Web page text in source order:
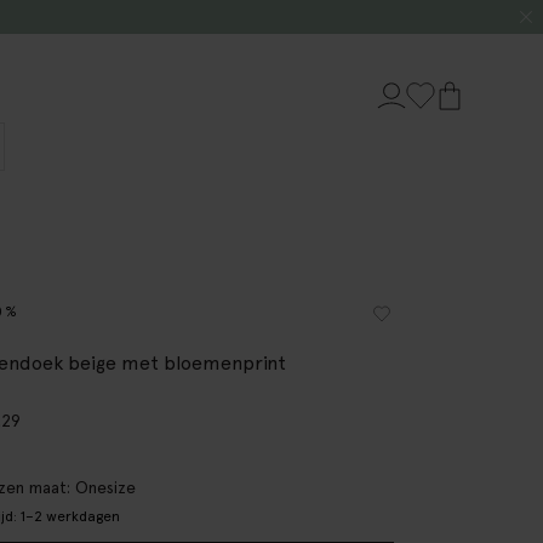
beige met bloemenprint
maat: Onesize
1–2 werkdagen